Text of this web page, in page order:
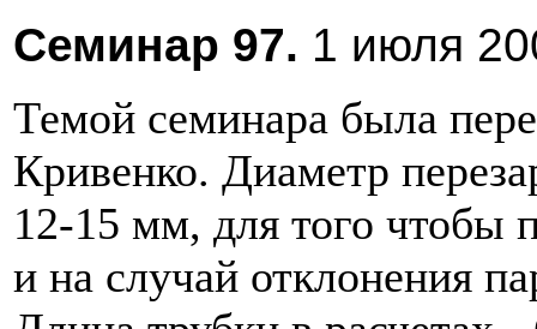
Cеминар 97. 1 июля
Темой семинара была
Кривенко. Диаметр
12-15 мм, для того чтобы
и на случай отклонения